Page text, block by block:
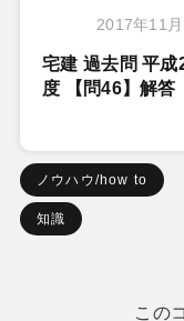
2017年11月
宅建 過去問 平成
度 【問46】解答
ノウハウ/how to
知識
この